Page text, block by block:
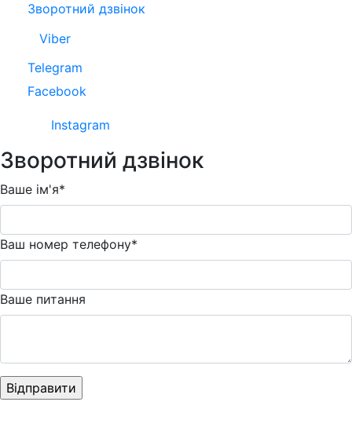
Зворотний дзвінок
Viber
Telegram
Facebook
Instagram
Зворотний дзвінок
Ваше ім'я*
Ваш номер телефону*
Ваше питання